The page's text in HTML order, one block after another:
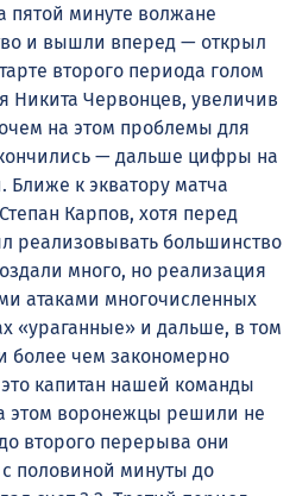
пятой минуте волжане
и вышли вперед — открыл
второго периода голом
Никита Червонцев, увеличив
на этом проблемы для
— дальше цифры на
Ближе к экватору матча
Карпов, хотя перед
реализовывать большинство
много, но реализация
атаками многочисленных
«ураганные» и дальше, в том
более чем закономерно
капитан нашей команды
этом воронежцы решили не
второго перерыва они
половиной минуты до